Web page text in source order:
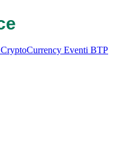
CryptoCurrency Eventi BTP